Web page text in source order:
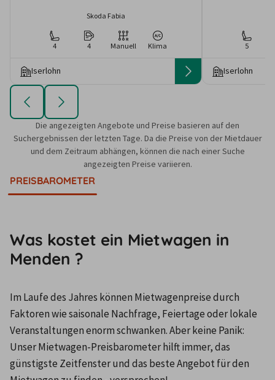
Skoda Fabia
4 4 Manuell Klima
Iserlohn
5
Iserlohn
Die angezeigten Angebote und Preise basieren auf den
Suchergebnissen der letzten Tage. Da die Preise von der Mietdauer
und dem Zeitraum abhängen, können die nach einer Suche
angezeigten Preise variieren.
PREISBAROMETER
Was kostet ein Mietwagen in
Menden ?
Im Laufe des Jahres können Mietwagenpreise durch
Faktoren wie saisonale Nachfrage, Feiertage oder lokale
Veranstaltungen enorm schwanken. Aber keine Panik:
Unser Mietwagen-Preisbarometer hilft immer, das
günstigste Zeitfenster und das beste Angebot für den